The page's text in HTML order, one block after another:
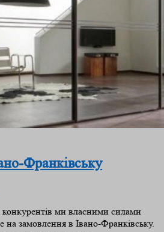
Франківську
конкурентів ми власними силами
замовлення в Івано-Франківську.